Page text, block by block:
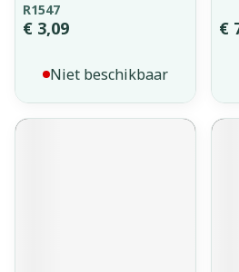
R1547
€ 3,09
Niet beschikbaar
€